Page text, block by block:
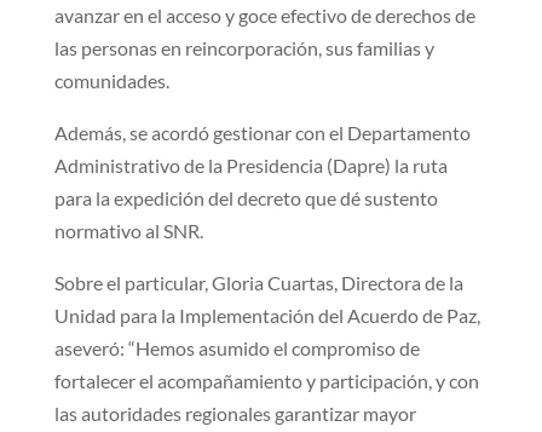
avanzar en el acceso y goce efectivo de derechos de
las personas en reincorporación, sus familias y
comunidades.
Además, se acordó gestionar con el Departamento
Administrativo de la Presidencia (Dapre) la ruta
para la expedición del decreto que dé sustento
normativo al SNR.
Sobre el particular, Gloria Cuartas, Directora de la
Unidad para la Implementación del Acuerdo de Paz,
aseveró: “Hemos asumido el compromiso de
fortalecer el acompañamiento y participación, y con
las autoridades regionales garantizar mayor